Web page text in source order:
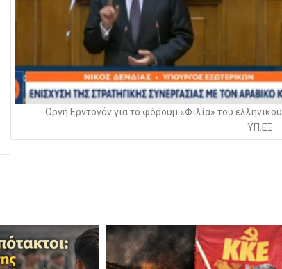
Οργή Ερντογάν για το φόρουμ «Φιλία» του ελληνικού
ΥΠ.ΕΞ.